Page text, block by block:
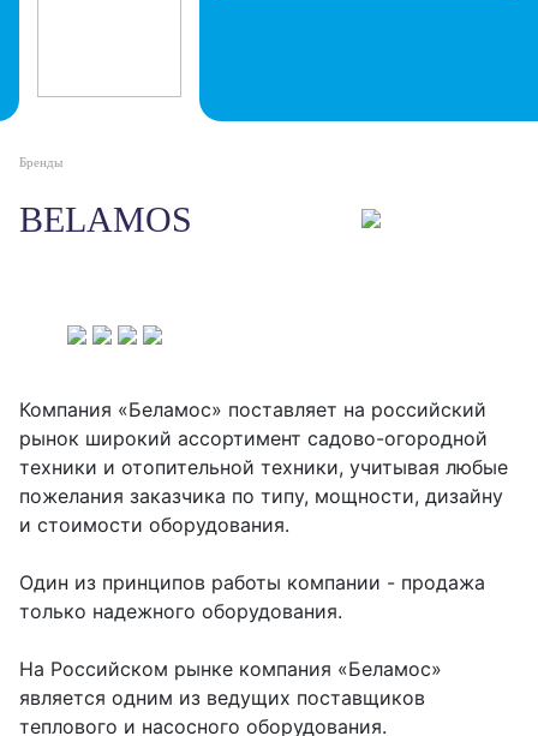
Бренды
BELAMOS
Компания «Беламос» поставляет на российский
рынок широкий ассортимент садово-огородной
техники и отопительной техники, учитывая любые
пожелания заказчика по типу, мощности, дизайну
и стоимости оборудования.
Один из принципов работы компании - продажа
только надежного оборудования.
На Российском рынке компания «Беламос»
является одним из ведущих поставщиков
теплового и насосного оборудования.